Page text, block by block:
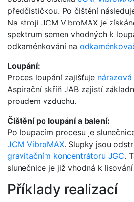
předčističkou. Po čištění
Na stroji JCM VibroMAX je
spektrum semen vhodných k
odkaménkování na
Loupání:
Proces loupání zajišťuje
Aspirační skříň JAB zajistí
proudem vzduchu.
Čištění po loupání a balení:
Po loupacím procesu je
JCM VibroMAX. Slupky jsou
gravitačním koncentrátoru JGC.
slunečnice je již vhodná k lisování
Příklady realizací